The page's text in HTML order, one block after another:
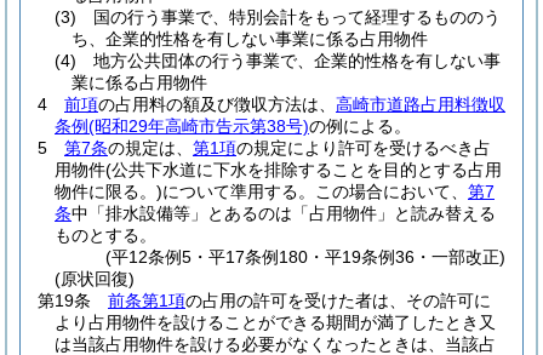
(3)
国の行う事業で、特別会計をもって経理するもののう
ち、企業的性格を有しない事業に係る占用物件
(4)
地方公共団体の行う事業で、企業的性格を有しない事
業に係る占用物件
4
前項の占用料の額及び徴収方法は、 高崎市道路占用料徴収
条例(昭和29年高崎市告示第38号)の例による。
5
第7条の規定は、 第1項の規定により許可を受けるべき占
用物件(公共下水道に下水を排除することを目的とする占用
物件に限る。)について準用する。 この場合において、 第7
条中「排水設備等」とあるのは「占用物件」と読み替える
ものとする。
(平12条例5・平17条例180・平19条例36・一部改正)
(原状回復)
第19条
前条第1項の占用の許可を受けた者は、その許可に
より占用物件を設けることができる期間が満了したとき又
は当該占用物件を設ける必要がなくなったときは、当該占